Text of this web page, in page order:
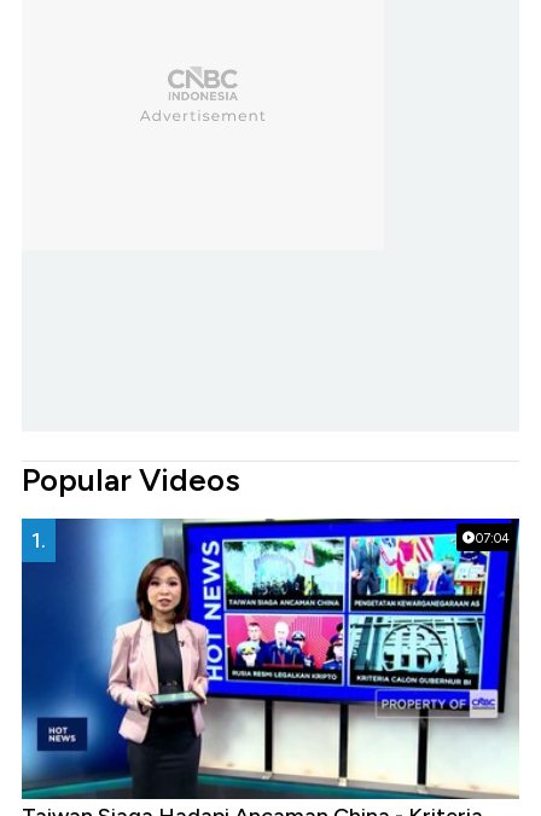
Popular Videos
07:04
1.